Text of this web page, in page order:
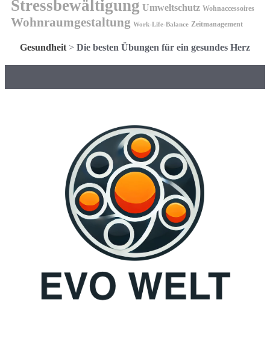
Stressbewältigung Umweltschutz Wohnaccessoires
Wohnraumgestaltung Work-Life-Balance Zeitmanagement
Gesundheit > Die besten Übungen für ein gesundes Herz